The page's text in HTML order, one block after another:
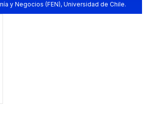
y Negocios (FEN), Universidad de Chile.